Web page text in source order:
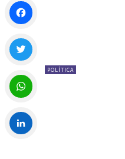
POLÍTICA
Facebook
Twitter
WhatsApp